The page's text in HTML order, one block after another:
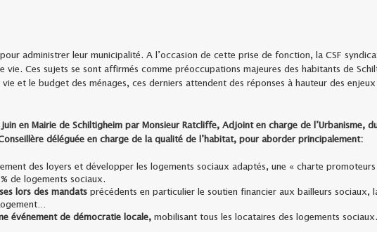
administrer leur municipalité. A l’occasion de cette prise de fonction, la CSF
vie. Ces sujets se sont affirmés comme préoccupations majeures des habitants de
et le budget des ménages, ces derniers attendent des réponses à hauteur des enjeux
en Mairie de Schiltigheim par Monsieur Ratcliffe, Adjoint en charge de l’Urbanisme,
déléguée en charge de la qualité de l’habitat, pour aborder principalement:
des loyers et développer les logements sociaux adaptés, une « charte
de logements sociaux.
lors des mandats précédents en particulier le soutien financier aux bailleurs sociaux,
événement de démocratie locale, mobilisant tous les locataires des logements sociaux.